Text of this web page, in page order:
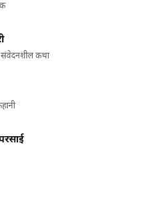
संवेदनशील कथा